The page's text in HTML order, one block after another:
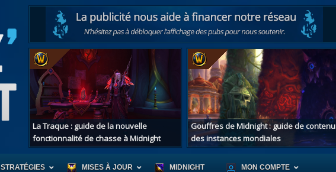
La Traque : guide de la nouvelle
fonctionnalité de chasse à Midnight
Gouffres de Midnight : guide de contenu
des instances mondiales
STRATÉGIES MISES À JOUR MIDNIGHT MON COMPTE